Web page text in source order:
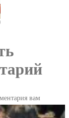
вам